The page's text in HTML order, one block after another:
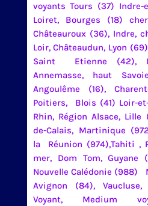
voyants Tours (37) Indre-
Loiret, Bourges (18)
Châteauroux (36), Indre,
Loir, Châteaudun, Lyon
Saint Etienne (42),
Annemasse, haut
Angoulême (16),
Poitiers, Blois (41) Loir-
Rhin, Région Alsace, Lille
de-Calais, Martinique
la Réunion (974),Tahiti ,
mer, Dom Tom, Guyane
Nouvelle Calédonie (988)
Avignon (84), Vaucluse,
Voyant, Medium